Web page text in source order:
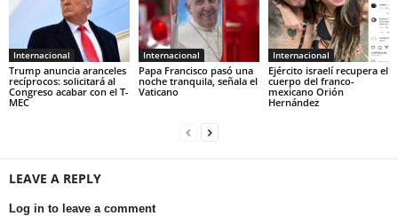
Internacional
Trump anuncia aranceles
recíprocos: solicitará al
Congreso acabar con el T-
MEC
Internacional
Papa Francisco pasó una
noche tranquila, señala el
Vaticano
Internacional
Ejército israelí recupera el
cuerpo del franco-
mexicano Orión
Hernández
LEAVE A REPLY
Log in to leave a comment